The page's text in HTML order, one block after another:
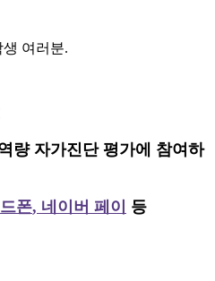
여러분.
량 자가진단 평가에 참여하
폰, 네이버 페이
등